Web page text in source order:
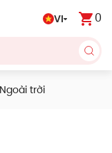
VI 0
Ngoài trời